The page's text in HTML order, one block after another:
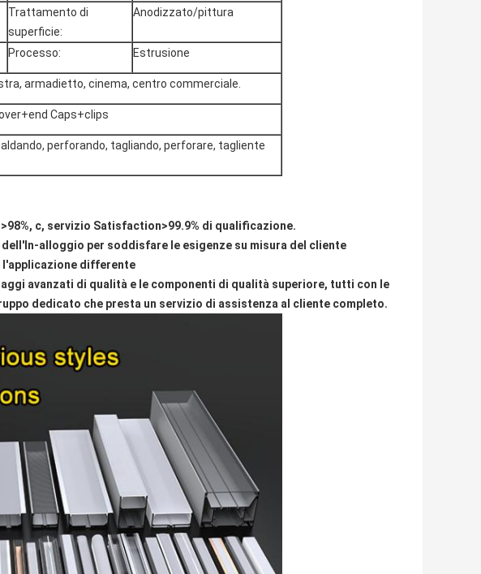
Trattamento di
superficie:
Anodizzato/pittura
Processo: Estrusione
armadietto, cinema, centro commerciale.
Caps+clips
perforando, tagliando, perforare, tagliente
c, servizio Satisfaction>99.9% di qualificazione.
alloggio per soddisfare le esigenze su misura del cliente
differente
avanzati di qualità e le componenti di qualità superiore, tutti con le
dedicato che presta un servizio di assistenza al cliente completo.